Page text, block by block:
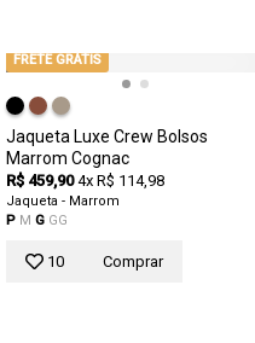
FRETE GRÁTIS
Jaqueta Luxe Crew Bolsos
Marrom Cognac
R$ 459,90 4x R$ 114,98
Jaqueta - Marrom
P M G GG
10 Comprar